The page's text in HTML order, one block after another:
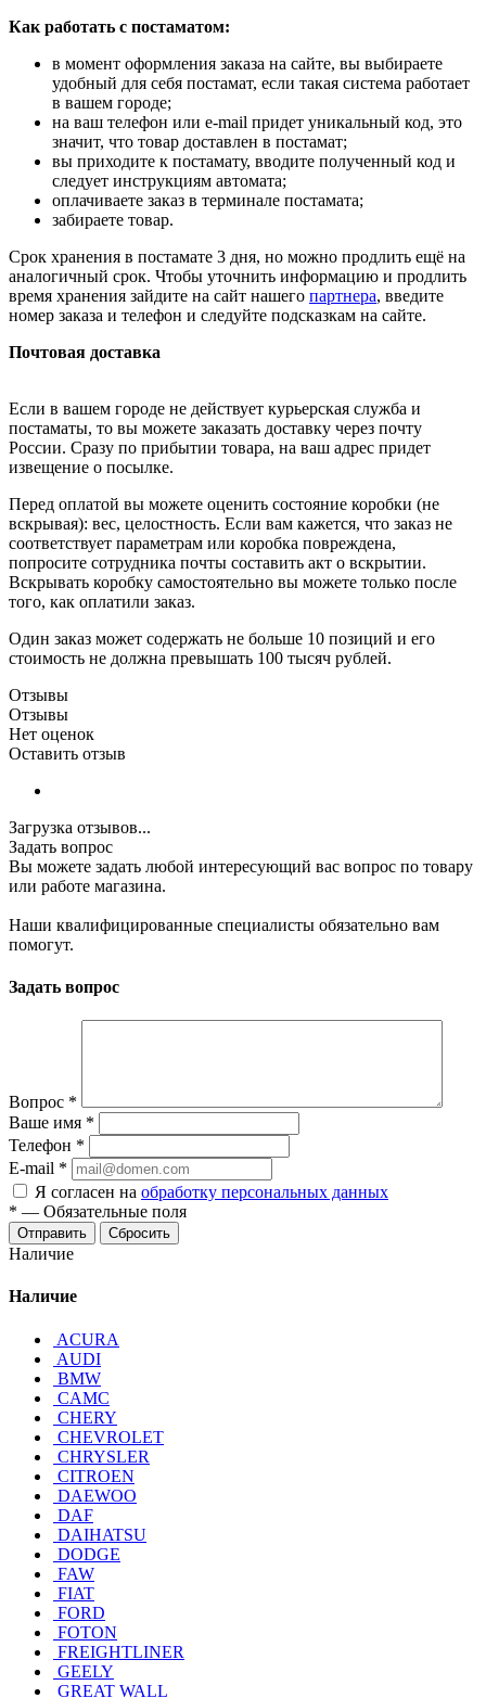
Как работать с постаматом:
в момент оформления заказа на сайте, вы выбираете
удобный для себя постамат, если такая система работает
в вашем городе;
на ваш телефон или e-mail придет уникальный код, это
значит, что товар доставлен в постамат;
вы приходите к постамату, вводите полученный код и
следует инструкциям автомата;
оплачиваете заказ в терминале постамата;
забираете товар.
Срок хранения в постамате 3 дня, но можно продлить ещё на
аналогичный срок. Чтобы уточнить информацию и продлить
время хранения зайдите на сайт нашего партнера, введите
номер заказа и телефон и следуйте подсказкам на сайте.
Почтовая доставка
Если в вашем городе не действует курьерская служба и
постаматы, то вы можете заказать доставку через почту
России. Сразу по прибытии товара, на ваш адрес придет
извещение о посылке.
Перед оплатой вы можете оценить состояние коробки (не
вскрывая): вес, целостность. Если вам кажется, что заказ не
соответствует параметрам или коробка повреждена,
попросите сотрудника почты составить акт о вскрытии.
Вскрывать коробку самостоятельно вы можете только после
того, как оплатили заказ.
Один заказ может содержать не больше 10 позиций и его
стоимость не должна превышать 100 тысяч рублей.
Отзывы
Отзывы
Нет оценок
Оставить отзыв
Загрузка отзывов...
Задать вопрос
Вы можете задать любой интересующий вас вопрос по товару
или работе магазина.
Наши квалифицированные специалисты обязательно вам
помогут.
Задать вопрос
Вопрос *
Ваше имя *
Телефон *
E-mail *
Я согласен на обработку персональных данных
* — Обязательные поля
Отправить Сбросить
Наличие
Наличие
ACURA
AUDI
BMW
CAMC
CHERY
CHEVROLET
CHRYSLER
CITROEN
DAEWOO
DAF
DAIHATSU
DODGE
FAW
FIAT
FORD
FOTON
FREIGHTLINER
GEELY
GREAT WALL